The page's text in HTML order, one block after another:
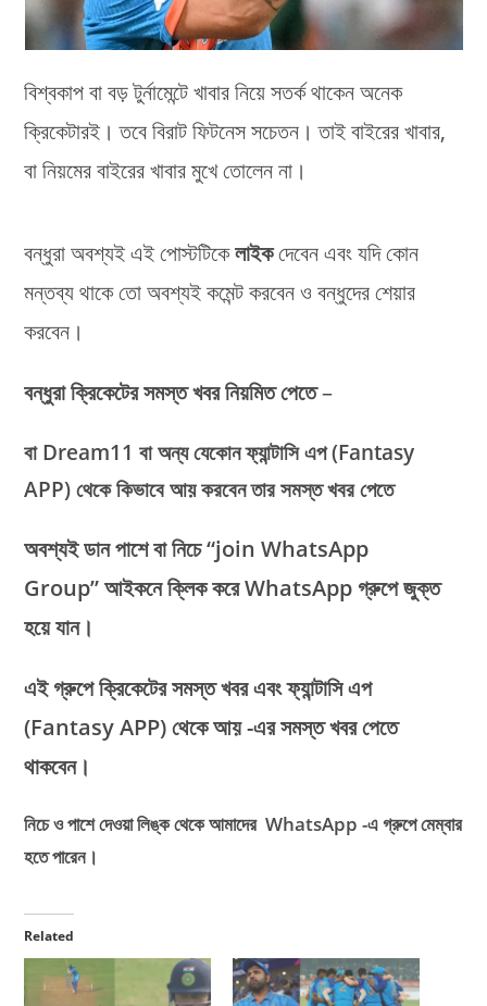
বিশ্বকাপ বা বড় টুর্নামেন্টে খাবার নিয়ে সতর্ক থাকেন অনেক
ক্রিকেটারই। তবে বিরাট ফিটনেস সচেতন। তাই বাইরের খাবার,
বা নিয়মের বাইরের খাবার মুখে তোলেন না।
বন্ধুরা অবশ্যই এই পোস্টটিকেলাইকদেবেন এবং যদি কোন
মন্তব্য থাকে তো অবশ্যই কমেন্ট করবেন ও বন্ধুদের শেয়ার
করবেন।
বন্ধুরাক্রিকেটের সমস্ত খবর নিয়মিত পেতে–
বা Dream11 বা অন্য যেকোন ফ্যান্টাসি এপ (Fantasy
APP) থেকে কিভাবে আয় করবেন তার সমস্ত খবর পেতে
অবশ্যই ডান পাশে বা নিচে “join WhatsApp
Group” আইকনে ক্লিক করে WhatsApp গ্রুপে জুক্ত
হয়ে যান।
এই গ্রুপে ক্রিকেটের সমস্ত খবর এবং ফ্যান্টাসি এপ
(Fantasy APP)থেকে আয় -এর সমস্ত খবর পেতে
থাকবেন।
নিচে ও পাশে দেওয়া লিঙ্ক থেকে আমাদের WhatsApp -এ গ্রুপে মেম্বার
হতে পারেন।
Related